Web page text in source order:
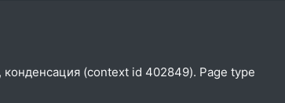
(context id 402849). Page type